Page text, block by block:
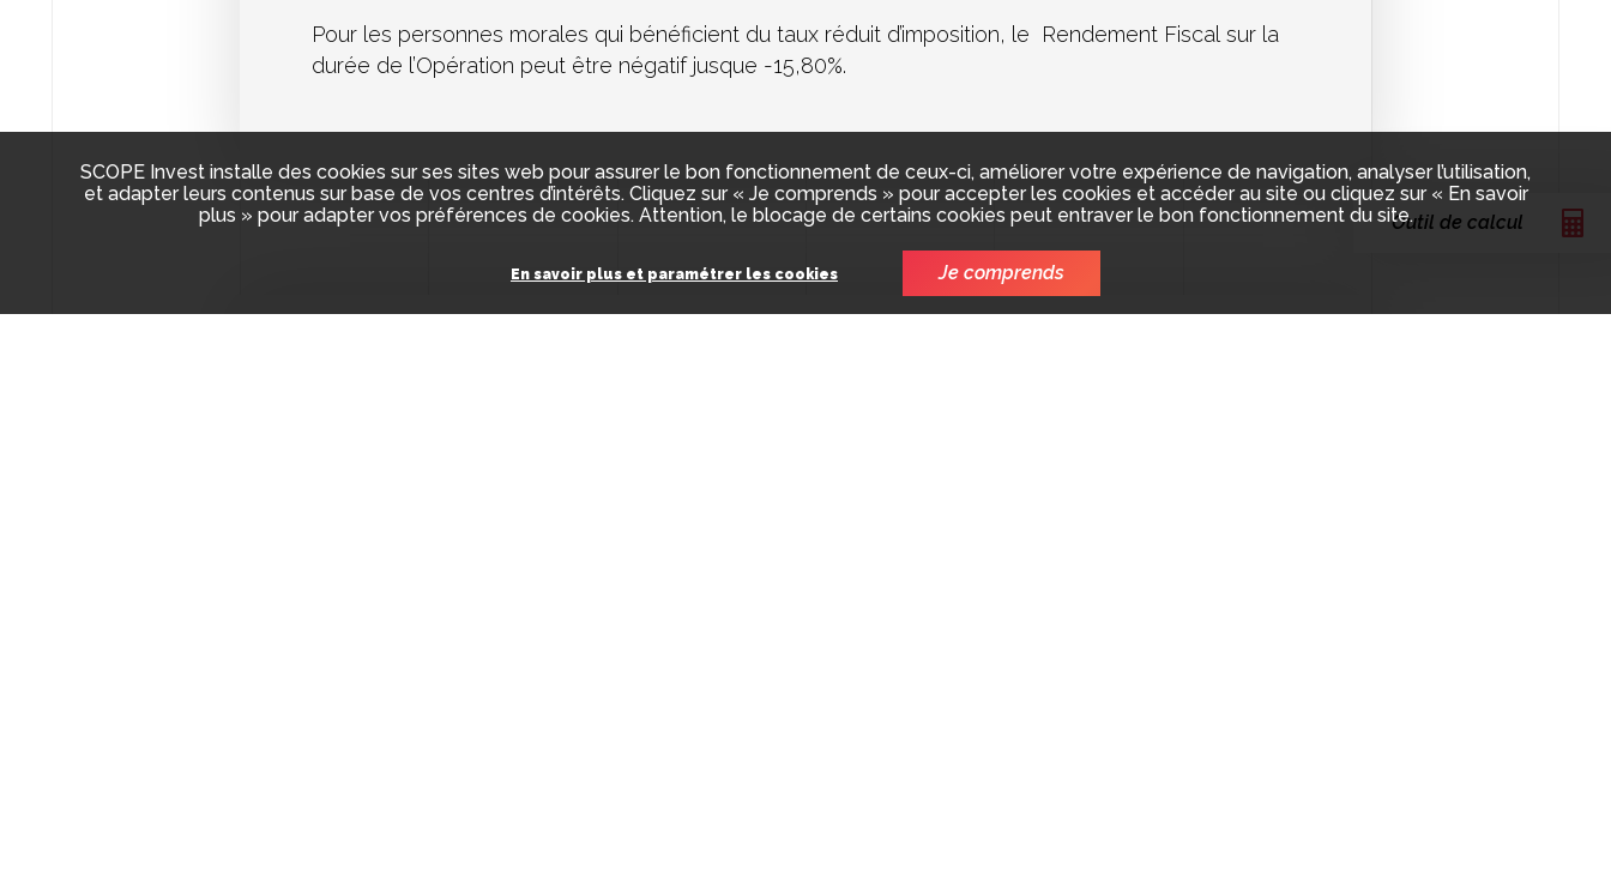
Pour les personnes morales qui bénéficient du taux réduit d’imposition, le Rendement Fiscal sur la
durée de l’Opération peut être négatif jusque -15,80%.
Outil de calcul
SCOPE Invest installe des cookies sur ses sites web pour assurer le bon fonctionnement de ceux-ci, améliorer votre expérience de navigation, analyser l’utilisation,
et adapter leurs contenus sur base de vos centres d’intérêts. Cliquez sur « Je comprends » pour accepter les cookies et accéder au site ou cliquez sur « En savoir
plus » pour adapter vos préférences de cookies. Attention, le blocage de certains cookies peut entraver le bon fonctionnement du site.
En savoir plus et paramétrer les cookies Je comprends